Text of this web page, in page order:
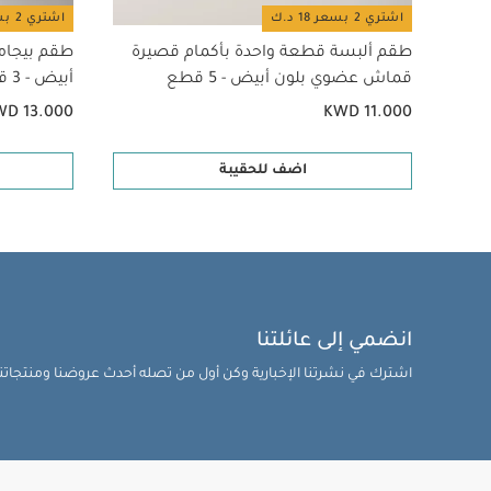
يجب تثبيتها على
جميع منتجات
قد يعجبك أيضاً:
اشتري 2 بسعر 18 د.ك
طقم ألبسة قطعة واحدة بأكمام قصيرة
قماش عضوي بلون أبيض - 5 قطع
KWD 11.000
اضف للحقيبة
اشتري 2 بسعر 18 د.ك
طقم
أبيض - 3 قطع
13.000
انضمي إلى عائلتنا
اشترك في نشرتنا الإخبارية وكن أول من تصله أحدث عروضنا